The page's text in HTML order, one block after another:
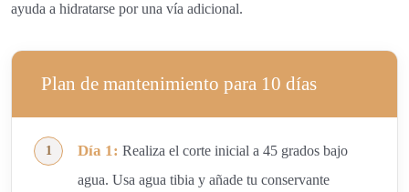
ayuda a hidratarse por una vía adicional.
Plan de mantenimiento para 10 días
Día 1: Realiza el corte inicial a 45 grados bajo
agua. Usa agua tibia y añade tu conservante